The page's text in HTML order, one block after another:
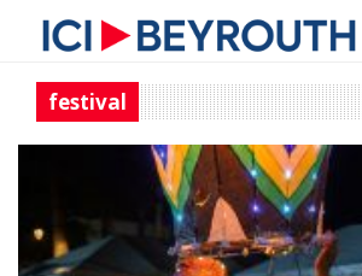
festival